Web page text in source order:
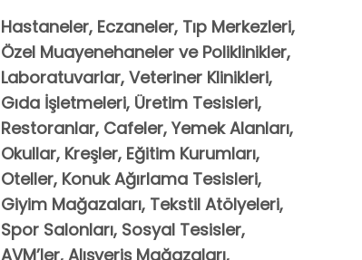
Hastaneler, Eczaneler, Tıp Merkezleri,
Özel Muayenehaneler ve Poliklinikler,
Laboratuvarlar, Veteriner Klinikleri,
Gıda İşletmeleri, Üretim Tesisleri,
Restoranlar, Cafeler, Yemek Alanları,
Okullar, Kreşler, Eğitim Kurumları,
Oteller, Konuk Ağırlama Tesisleri,
Giyim Mağazaları, Tekstil Atölyeleri,
Spor Salonları, Sosyal Tesisler,
AVM’ler, Alışveriş Mağazaları,